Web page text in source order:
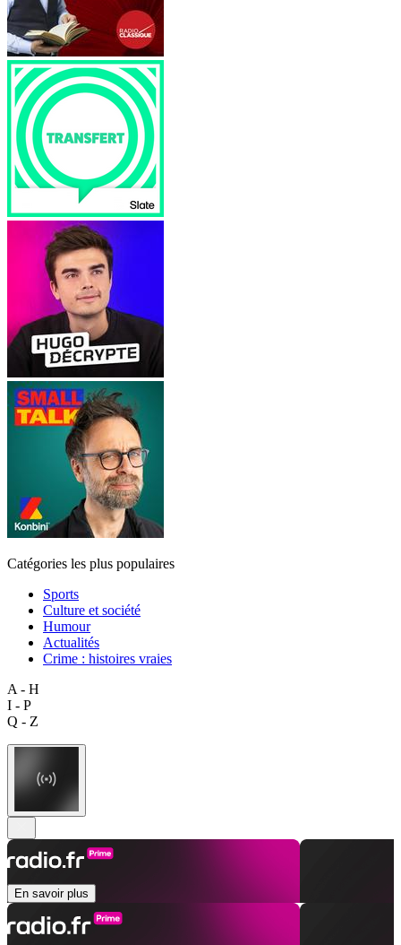
Catégories les plus populaires
Sports
Culture et société
Humour
Actualités
Crime : histoires vraies
A - H
I - P
Q - Z
En savoir plus